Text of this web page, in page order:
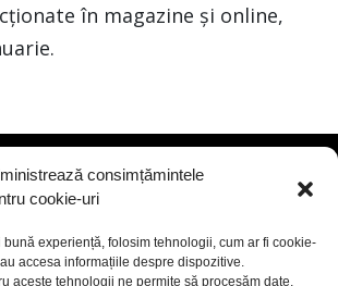
consimțămintele
cookie-uri
bună experiență, folosim tehnologii, cum ar fi cookie-
accesa informațiile despre dispozitive.
aceste tehnologii ne permite să procesăm date,
în magazine și online,
politică de confidențialitate